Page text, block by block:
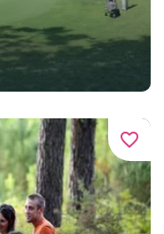
favorite_border